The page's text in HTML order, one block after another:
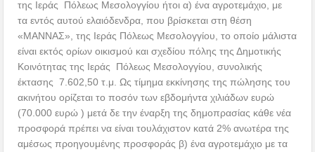
της Ιεράς Πόλεως Μεσολογγίου ήτοι α) ένα αγροτεμάχιο, με
τα εντός αυτού ελαιόδενδρα, που βρίσκεται στη θέση
«ΜΑΝΝΑΣ», της Ιεράς Πόλεως Μεσολογγίου, το οποίο μάλιστα
είναι εκτός ορίων οικισμού και σχεδίου πόλης της Δημοτικής
Κοινότητας της Ιεράς Πόλεως Μεσολογγίου, συνολικής
έκτασης 7.602,50 τ.μ. Ως τίμημα εκκίνησης της πώλησης του
ακινήτου ορίζεται το ποσόν των εβδομήντα χιλιάδων ευρώ
(70.000 ευρώ ) μετά δε την έναρξη της δημοπρασίας κάθε νέα
προσφορά πρέπει να είναι τουλάχιστον κατά 2% ανωτέρα της
αμέσως προηγουμένης προσφοράς β) ένα αγροτεμάχιο με τα